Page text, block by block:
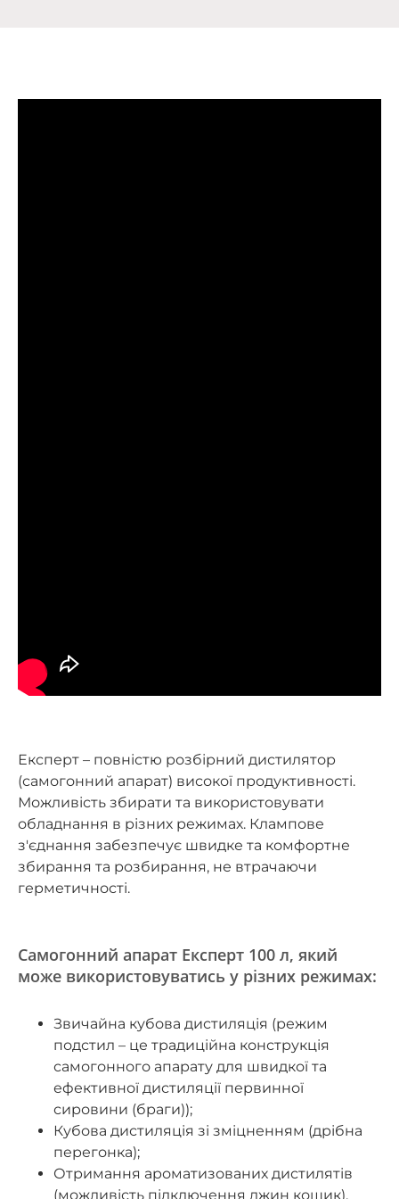
Експерт – повністю розбірний дистилятор
(самогонний апарат) високої продуктивності.
Можливість збирати та використовувати
обладнання в різних режимах. Клампове
з'єднання забезпечує швидке та комфортне
збирання та розбирання, не втрачаючи
герметичності.
Самогонний апарат Експерт 100 л, який
може використовуватись у різних режимах:
Звичайна кубова дистиляція (режим
подстил – це традиційна конструкція
самогонного апарату для швидкої та
ефективної дистиляції первинної
сировини (браги));
Кубова дистиляція зі зміцненням (дрібна
перегонка);
Отримання ароматизованих дистилятів
(можливість підключення джин кошик).